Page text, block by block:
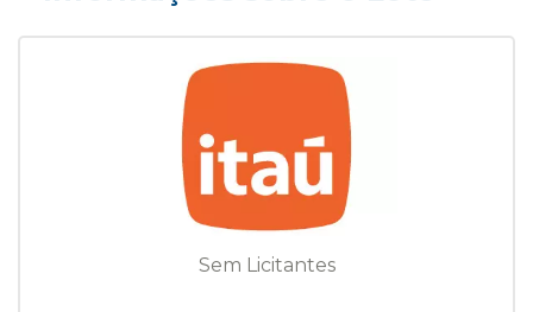
Sem Licitantes